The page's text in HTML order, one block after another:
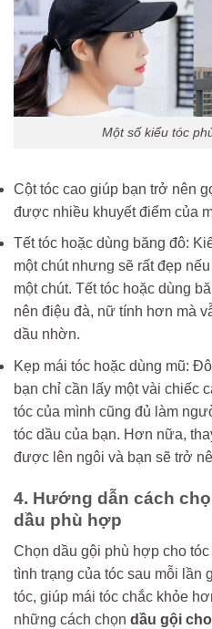
Một số kiểu tóc
Cột tóc cao giúp bạn trở nên
được nhiều khuyết điểm của
Tết tóc hoặc dùng băng đô:
một chút nhưng sẽ rất đẹp
một chút. Tết tóc hoặc dùng
nên điệu đà, nữ tính hơn mà
dầu nhờn.
Kẹp mái tóc hoặc dùng mũ:
bạn chỉ cần lấy một vài chiếc
tóc của mình cũng đủ làm
tóc dầu của bạn. Hơn nữa,
được lên ngôi và bạn sẽ trở
4. Hướng dẫn cách
dầu phù hợp
Chọn dầu gội phù hợp cho
tình trạng của tóc sau mỗi lần
tóc, giúp mái tóc chắc khỏe
những cách chọn dầu gội